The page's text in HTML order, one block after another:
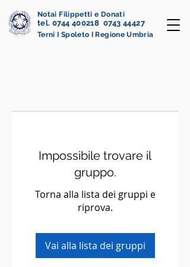
Notai Filippetti e Donati
tel. 0744 400218 0743 44427
Terni I Spoleto I Regione Umbria
Impossibile trovare il
gruppo.
Torna alla lista dei gruppi e
riprova.
Vai alla lista dei gruppi